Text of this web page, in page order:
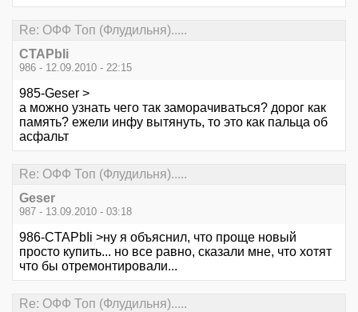
Re: ОФФ Топ (Флудильня).....
CTAPbIi
986 - 12.09.2010 - 22:15
985-Geser >
а можно узнать чего так заморачиваться? дорог как
память? ежели инфу вытянуть, то это как пальца об
асфальт
Re: ОФФ Топ (Флудильня).....
Geser
987 - 13.09.2010 - 03:18
986-CTAPbIi >ну я объяснил, что проще новый
просто купить... но все равно, сказали мне, что хотят
что бы отремонтировали...
Re: ОФФ Топ (Флудильня).....